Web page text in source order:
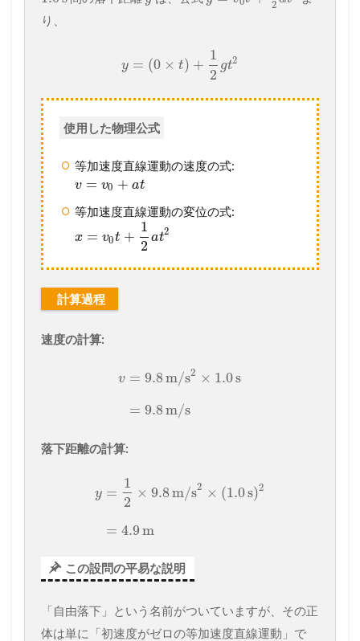
2
り、
y = (0 × t) +
1
2
gt2
使用した物理公式
等加速度直線運動の速度の式:
v = v0 + at
等加速度直線運動の変位の式:
x = v0t +
1
2
at2
計算過程
速度の計算:
v = 9.8 m/s2 × 1.0s
= 9.8 m/s
落下距離の計算:
y =
1
2
× 9.8 m/s2 × (1.0s)2
= 4.9m
この設問の平易な説明
「自由落下」という名前がついていますが、その正
体は単に「初速度がゼロの等加速度直線運動」で